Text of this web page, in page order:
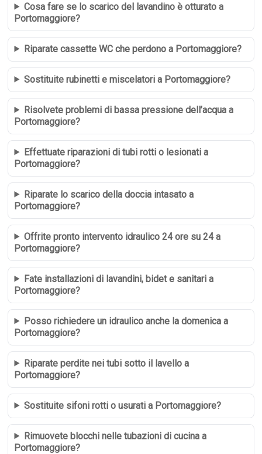
Cosa fare se lo scarico del lavandino è otturato a
Portomaggiore?
Riparate cassette WC che perdono a Portomaggiore?
Sostituite rubinetti e miscelatori a Portomaggiore?
Risolvete problemi di bassa pressione dell’acqua a
Portomaggiore?
Effettuate riparazioni di tubi rotti o lesionati a
Portomaggiore?
Riparate lo scarico della doccia intasato a
Portomaggiore?
Offrite pronto intervento idraulico 24 ore su 24 a
Portomaggiore?
Fate installazioni di lavandini, bidet e sanitari a
Portomaggiore?
Posso richiedere un idraulico anche la domenica a
Portomaggiore?
Riparate perdite nei tubi sotto il lavello a
Portomaggiore?
Sostituite sifoni rotti o usurati a Portomaggiore?
Rimuovete blocchi nelle tubazioni di cucina a
Portomaggiore?